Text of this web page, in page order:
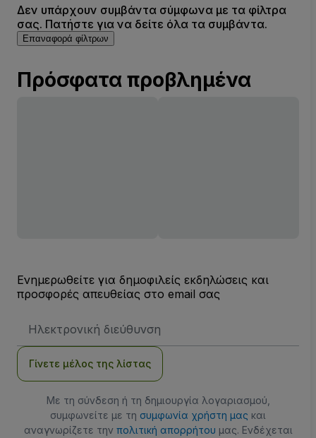
Δεν υπάρχουν συμβάντα σύμφωνα με τα φίλτρα
σας. Πατήστε για να δείτε όλα τα συμβάντα.
Επαναφορά φίλτρων
Πρόσφατα προβλημένα
Ενημερωθείτε για δημοφιλείς εκδηλώσεις και
προσφορές απευθείας στο email σας
Email
Γίνετε μέλος της λίστας
Με τη σύνδεση ή τη δημιουργία λογαριασμού,
συμφωνείτε με τη συμφωνία χρήστη μας και
αναγνωρίζετε την πολιτική απορρήτου μας. Ενδέχεται